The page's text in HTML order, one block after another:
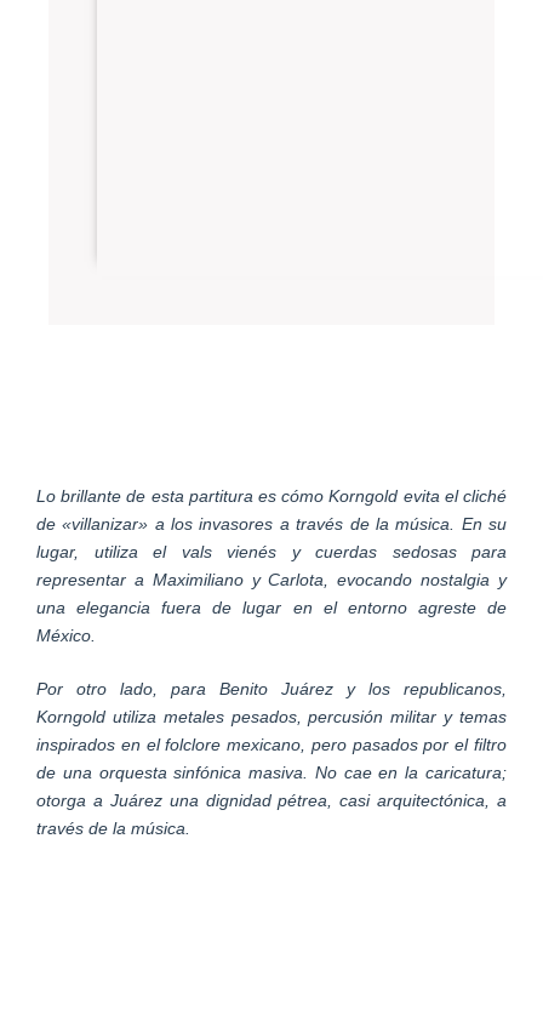
Lo brillante de esta partitura es cómo Korngold evita el cliché
de «villanizar» a los invasores a través de la música. En su
lugar, utiliza el vals vienés y cuerdas sedosas para
representar a Maximiliano y Carlota, evocando nostalgia y
una elegancia fuera de lugar en el entorno agreste de
México.
Por otro lado, para Benito Juárez y los republicanos,
Korngold utiliza metales pesados, percusión militar y temas
inspirados en el folclore mexicano, pero pasados por el filtro
de una orquesta sinfónica masiva. No cae en la caricatura;
otorga a Juárez una dignidad pétrea, casi arquitectónica, a
través de la música.